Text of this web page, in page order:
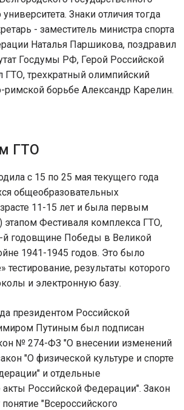
Знаки отличия тогда
- заместитель министра спорта
Наталья Паршикова, поздравил
Госдумы РФ, Герой Российской
ГТО, трехкратный олимпийский
римской борьбе Александр Карелин.
ГТО
с 15 по 25 мая текущего года
общеобразовательных
11-15 лет и была первым
Фестиваля комплекса ГТО,
й годовщине Победы в Великой
1941-1945 годов. Это было
тестирование, результаты которого
и электронную базу.
президентом Российской
Путиным был подписан
№ 274-ФЗ "О внесении изменений
"О физической культуре и спорте
и отдельные
акты Российской Федерации". Закон
"Всероссийского